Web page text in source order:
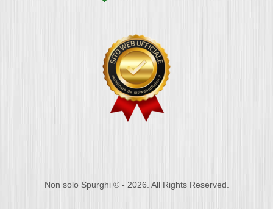
Non solo Spurghi © - 2026. All Rights Reserved.